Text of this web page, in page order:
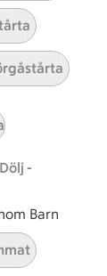
Dölj -
Barn